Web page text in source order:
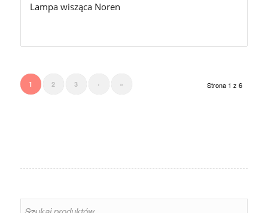
Lampa wisząca Noren
Strona 1 z 6
1 2 3 › »